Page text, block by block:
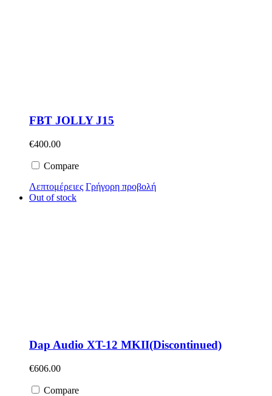
FBT JOLLY J15
€400.00
Compare
Λεπτομέρειες Γρήγορη προβολή
Out of stock
Dap Audio XT-12 MKII(Discontinued)
€606.00
Compare